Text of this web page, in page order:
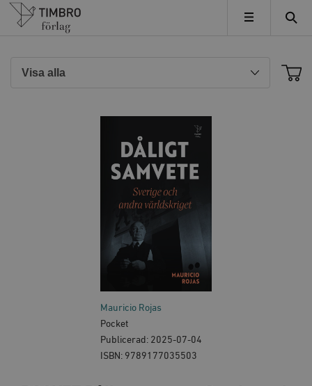
Timbro
MENY
Mauricio Rojas
Pocket
Publicerad: 2025-07-04
ISBN: 9789177035503